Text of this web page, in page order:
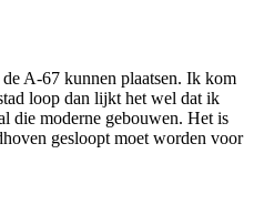
A-67 kunnen plaatsen. Ik kom
loop dan lijkt het wel dat ik
die moderne gebouwen. Het is
gesloopt moet worden voor